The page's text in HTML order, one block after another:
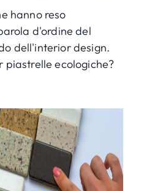
hanno reso
d'ordine del
dell'interior design.
piastrelle ecologiche?